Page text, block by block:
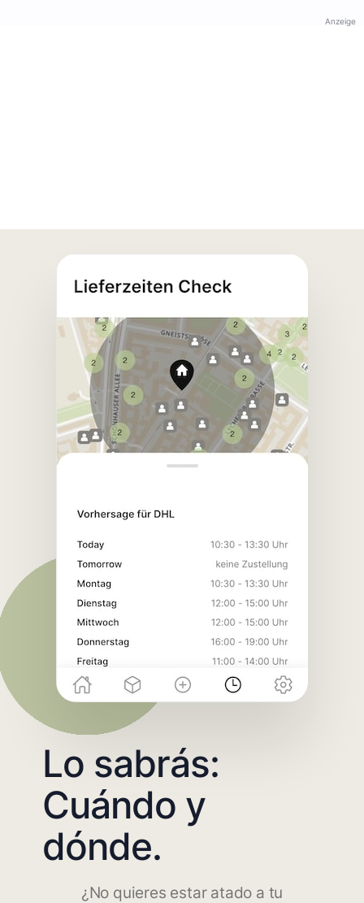
Anzeige
Lo sabrás:
Cuándo y
dónde.
¿No quieres estar atado a tu